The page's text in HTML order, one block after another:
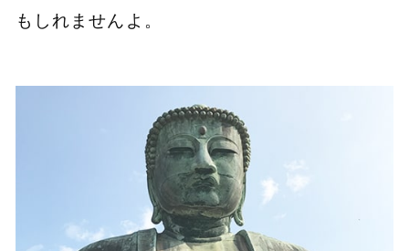
もしれませんよ。